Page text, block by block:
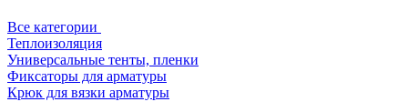
Все категории
Теплоизоляция
Универсальные тенты, пленки
Фиксаторы для арматуры
Крюк для вязки арматуры